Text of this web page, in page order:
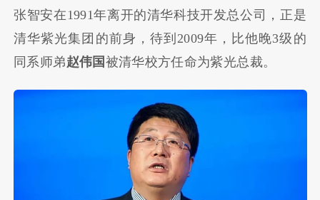
张智安在1991年离开的清华科技开发总公司，正是
清华紫光集团的前身，待到2009年，比他晚3级的
同系师弟赵伟国 被清华校方任命为紫光总裁。